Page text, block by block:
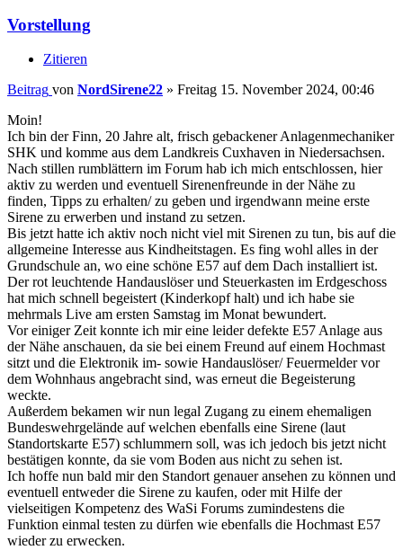
Vorstellung
Zitieren
Beitrag von NordSirene22 » Freitag 15. November 2024, 00:46
Moin!
Ich bin der Finn, 20 Jahre alt, frisch gebackener Anlagenmechaniker
SHK und komme aus dem Landkreis Cuxhaven in Niedersachsen.
Nach stillen rumblättern im Forum hab ich mich entschlossen, hier
aktiv zu werden und eventuell Sirenenfreunde in der Nähe zu
finden, Tipps zu erhalten/ zu geben und irgendwann meine erste
Sirene zu erwerben und instand zu setzen.
Bis jetzt hatte ich aktiv noch nicht viel mit Sirenen zu tun, bis auf die
allgemeine Interesse aus Kindheitstagen. Es fing wohl alles in der
Grundschule an, wo eine schöne E57 auf dem Dach installiert ist.
Der rot leuchtende Handauslöser und Steuerkasten im Erdgeschoss
hat mich schnell begeistert (Kinderkopf halt) und ich habe sie
mehrmals Live am ersten Samstag im Monat bewundert.
Vor einiger Zeit konnte ich mir eine leider defekte E57 Anlage aus
der Nähe anschauen, da sie bei einem Freund auf einem Hochmast
sitzt und die Elektronik im- sowie Handauslöser/ Feuermelder vor
dem Wohnhaus angebracht sind, was erneut die Begeisterung
weckte.
Außerdem bekamen wir nun legal Zugang zu einem ehemaligen
Bundeswehrgelände auf welchen ebenfalls eine Sirene (laut
Standortskarte E57) schlummern soll, was ich jedoch bis jetzt nicht
bestätigen konnte, da sie vom Boden aus nicht zu sehen ist.
Ich hoffe nun bald mir den Standort genauer ansehen zu können und
eventuell entweder die Sirene zu kaufen, oder mit Hilfe der
vielseitigen Kompetenz des WaSi Forums zumindestens die
Funktion einmal testen zu dürfen wie ebenfalls die Hochmast E57
wieder zu erwecken.